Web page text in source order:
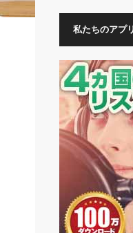
私たちのアプ